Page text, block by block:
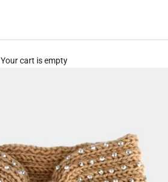
Your cart is empty